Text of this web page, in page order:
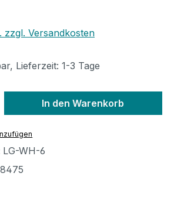
zzgl. Versandkosten
Lieferzeit: 1-3 Tage
Gib den
In den Warenkorb
LG-WH-6